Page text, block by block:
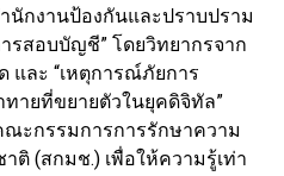
นักงานป้องกันและปราบปราม
รสอบบัญชี” โดยวิทยากรจาก
และ “เหตุการณ์ภัยการ
ายที่ขยายตัวในยุคดิจิทัล”
ะกรรมการการรักษาความ
ติ (สกมช.) เพื่อให้ความรู้เท่า